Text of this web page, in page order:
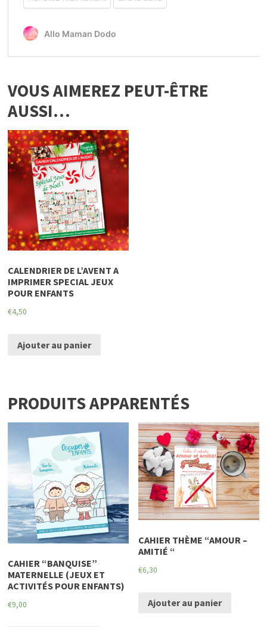
VOUS AIMEREZ PEUT-ÊTRE
AUSSI…
CALENDRIER DE L’AVENT A
IMPRIMER SPECIAL JEUX
POUR ENFANTS
€4,50
Ajouter au panier
PRODUITS APPARENTÉS
CAHIER “BANQUISE”
MATERNELLE (JEUX ET
ACTIVITÉS POUR ENFANTS)
€9,00
CAHIER THÈME “AMOUR –
AMITIÉ “
€6,30
Ajouter au panier